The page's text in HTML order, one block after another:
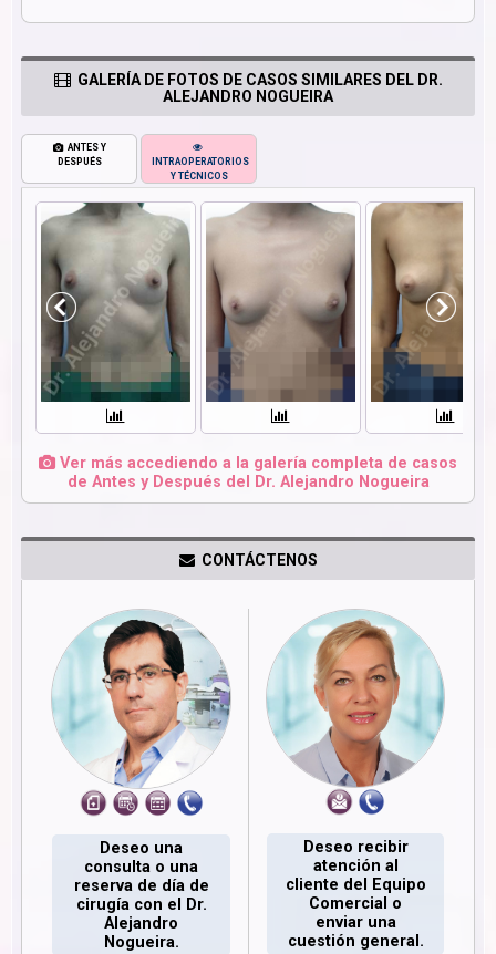
GALERÍA DE FOTOS DE CASOS SIMILARES DEL DR.
ALEJANDRO NOGUEIRA
ANTES Y
DESPUÉS
INTRAOPERATORIOS
Y TÉCNICOS
Ver más accediendo a la galería completa de casos
de Antes y Después del Dr. Alejandro Nogueira
CONTÁCTENOS
Deseo una
consulta o una
reserva de día de
cirugía con el Dr.
Alejandro
Nogueira.
Deseo recibir
atención al
cliente del Equipo
Comercial o
enviar una
cuestión general.